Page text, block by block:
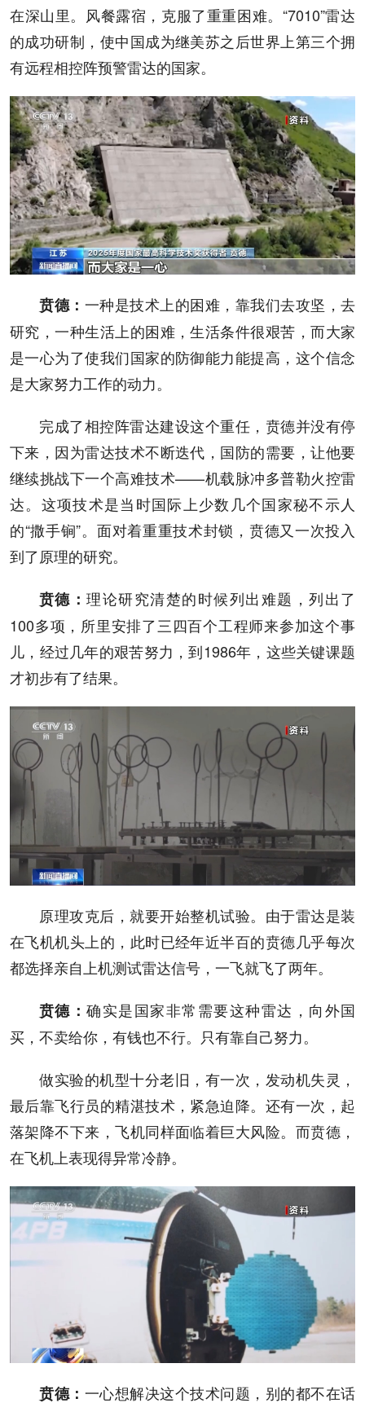
在深山里。风餐露宿，克服了重重困难。“7010”雷达
的成功研制，使中国成为继美苏之后世界上第三个拥
有远程相控阵预警雷达的国家。
贲德： 一种是技术上的困难，靠我们去攻坚，去
研究，一种生活上的困难，生活条件很艰苦，而大家
是一心为了使我们国家的防御能力能提高，这个信念
是大家努力工作的动力。
完成了相控阵雷达建设这个重任，贲德并没有停
下来，因为雷达技术不断迭代，国防的需要，让他要
继续挑战下一个高难技术——机载脉冲多普勒火控雷
达。这项技术是当时国际上少数几个国家秘不示人
的“撒手锏”。面对着重重技术封锁，贲德又一次投入
到了原理的研究。
贲德 ：理论研究清楚的时候列出难题，列出了
100多项，所里安排了三四百个工程师来参加这个事
儿，经过几年的艰苦努力，到1986年，这些关键课题
才初步有了结果。
原理攻克后，就要开始整机试验。由于雷达是装
在飞机机头上的，此时已经年近半百的贲德几乎每次
都选择亲自上机测试雷达信号，一飞就飞了两年。
贲德 ：确实是国家非常需要这种雷达，向外国
买，不卖给你，有钱也不行。只有靠自己努力。
做实验的机型十分老旧，有一次，发动机失灵，
最后靠飞行员的精湛技术，紧急迫降。还有一次，起
落架降不下来，飞机同样面临着巨大风险。而贲德，
在飞机上表现得异常冷静。
贲德： 一心想解决这个技术问题，别的都不在话